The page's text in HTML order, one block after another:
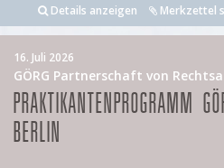
Details anzeigen Merkzettel
16. Juli 2026
GÖRG Partnerschaft von
PRAKTIKANTENPROGRAMM
BERLIN